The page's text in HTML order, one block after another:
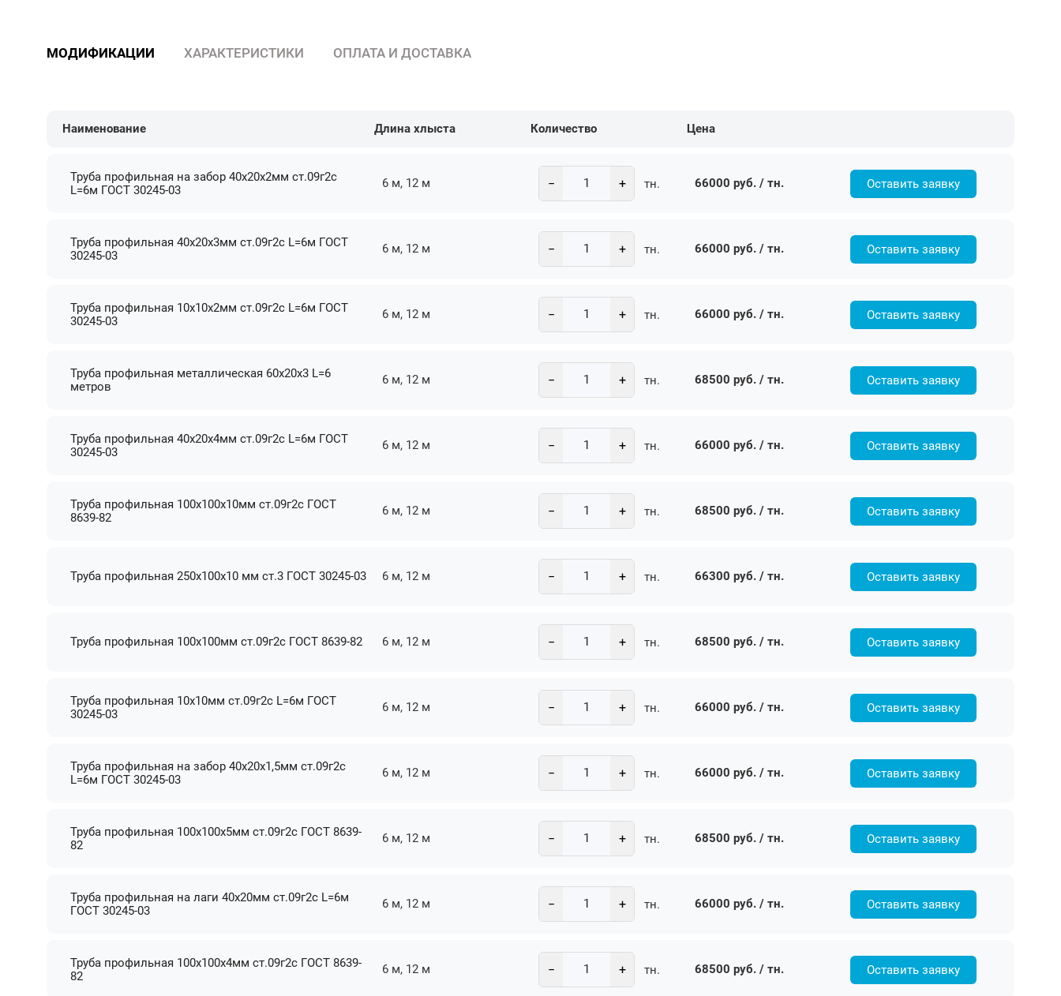
МОДИФИКАЦИИ ХАРАКТЕРИСТИКИ ОПЛАТА И ДОСТАВКА
Наименование Длина хлыста Количество Цена
Труба профильная на забор 40х20х2мм ст.09г2с
L=6м ГОСТ 30245-03
6 м, 12 м − + тн. 66000 руб. / тн. Оставить заявку
Труба профильная 40х20х3мм ст.09г2с L=6м ГОСТ
30245-03
6 м, 12 м − + тн. 66000 руб. / тн. Оставить заявку
Труба профильная 10х10х2мм ст.09г2с L=6м ГОСТ
30245-03
6 м, 12 м − + тн. 66000 руб. / тн. Оставить заявку
Труба профильная металлическая 60х20х3 L=6
метров
6 м, 12 м − + тн. 68500 руб. / тн. Оставить заявку
Труба профильная 40х20х4мм ст.09г2с L=6м ГОСТ
30245-03
6 м, 12 м − + тн. 66000 руб. / тн. Оставить заявку
Труба профильная 100х100х10мм ст.09г2с ГОСТ
8639-82
6 м, 12 м − + тн. 68500 руб. / тн. Оставить заявку
Труба профильная 250х100х10 мм ст.3 ГОСТ 30245-03 6 м, 12 м − + тн. 66300 руб. / тн. Оставить заявку
Труба профильная 100х100мм ст.09г2с ГОСТ 8639-82 6 м, 12 м − + тн. 68500 руб. / тн. Оставить заявку
Труба профильная 10х10мм ст.09г2с L=6м ГОСТ
30245-03
6 м, 12 м − + тн. 66000 руб. / тн. Оставить заявку
Труба профильная на забор 40х20х1,5мм ст.09г2с
L=6м ГОСТ 30245-03
6 м, 12 м − + тн. 66000 руб. / тн. Оставить заявку
Труба профильная 100х100х5мм ст.09г2с ГОСТ 8639-
82
6 м, 12 м − + тн. 68500 руб. / тн. Оставить заявку
Труба профильная на лаги 40х20мм ст.09г2с L=6м
ГОСТ 30245-03
6 м, 12 м − + тн. 66000 руб. / тн. Оставить заявку
Труба профильная 100х100х4мм ст.09г2с ГОСТ 8639-
82
6 м, 12 м − + тн. 68500 руб. / тн. Оставить заявку